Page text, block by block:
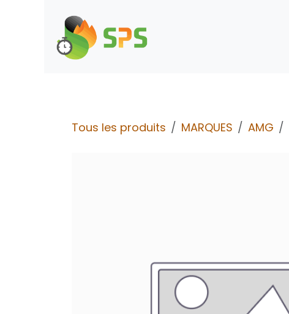
Tous les produits MARQUES AMG